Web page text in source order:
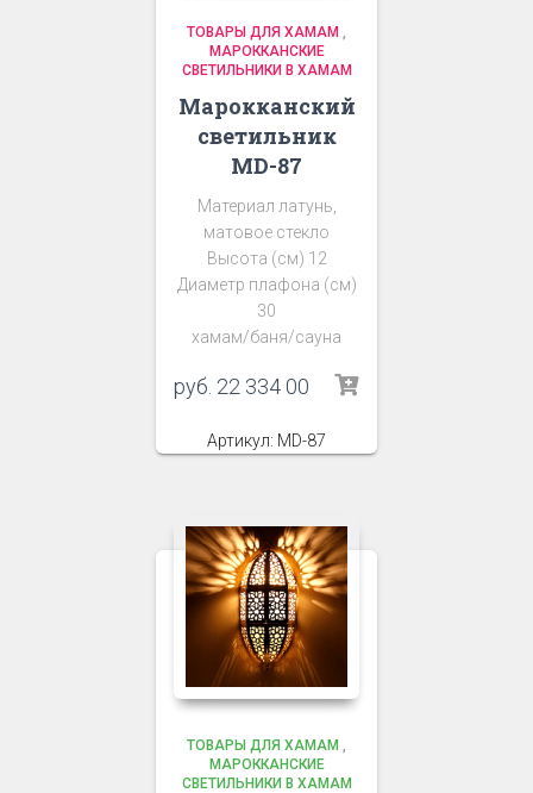
ТОВАРЫ ДЛЯ ХАМАМ
МАРОККАНСКИЕ
СВЕТИЛЬНИКИ В ХАМАМ
Марокканский
светильник
MD-87
Материал латунь,
матовое стекло
Высота (см) 12
Диаметр плафона (см)
30
хамам/баня/сауна
руб. 22 334 00
Артикул: MD-87
ТОВАРЫ ДЛЯ ХАМАМ
МАРОККАНСКИЕ
СВЕТИЛЬНИКИ В ХАМАМ